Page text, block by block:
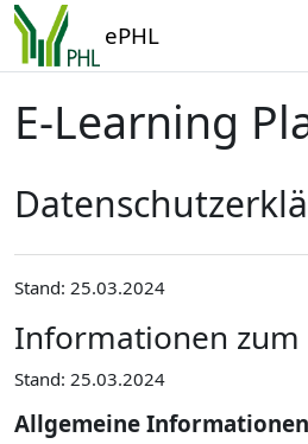
Zum Hauptinhalt
ePHL
E-Learning
Stand: 25.03.2024
Informationen zum
Stand: 25.03.2024
Allgemeine Informationen